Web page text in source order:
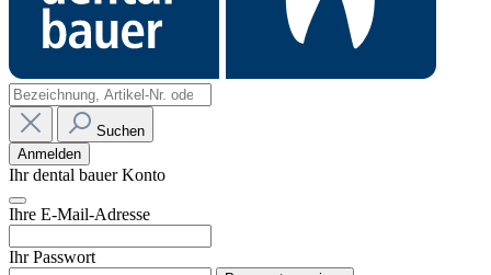
Suchen
Anmelden
Ihr dental bauer Konto
Ihre E-Mail-Adresse
Ihr Passwort